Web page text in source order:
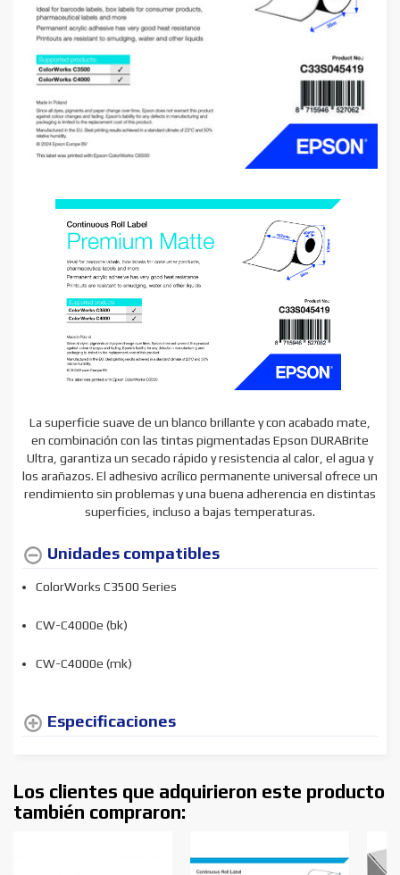
La superficie suave de un blanco brillante y con acabado mate,
en combinación con las tintas pigmentadas Epson DURABrite
Ultra, garantiza un secado rápido y resistencia al calor, el agua y
los arañazos. El adhesivo acrílico permanente universal ofrece un
rendimiento sin problemas y una buena adherencia en distintas
superficies, incluso a bajas temperaturas.
Unidades compatibles
ColorWorks C3500 Series
CW-C4000e (bk)
CW-C4000e (mk)
Especificaciones
Los clientes que adquirieron este producto
también compraron: